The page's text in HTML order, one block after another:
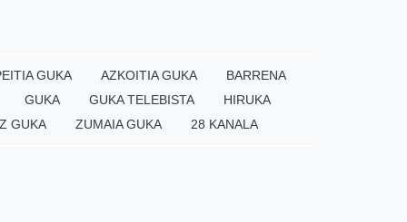
GUKA AZKOITIA GUKA
BARRENA
GUKA
GUKA TELEBISTA
HIRUKA
GUKA
ZUMAIA GUKA 28 KANALA